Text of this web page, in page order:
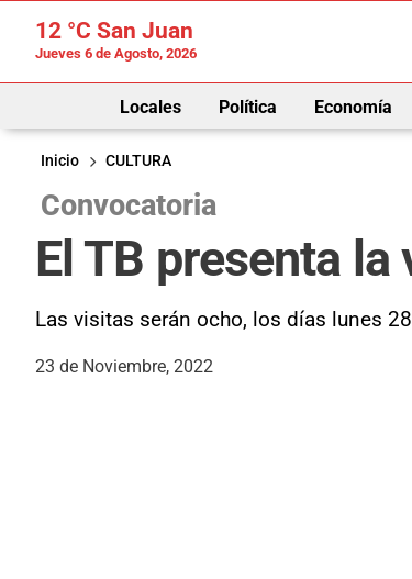
12 °C San Juan
Jueves 6 de Agosto, 2026
Locales Política Economía
Inicio
CULTURA
Convocatoria
El TB presenta
Las visitas serán ocho, los días lunes
23 de Noviembre, 2022